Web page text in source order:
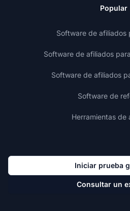
Popular
Software de afiliados
Software de afiliados
Software de afiliados
Software de
Herramientas de
Iniciar prueba
Consultar un